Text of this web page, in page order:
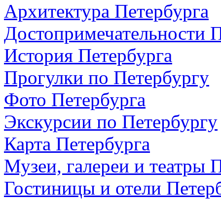
Архитектура Петербурга
Достопримечательности
История Петербурга
Прогулки по Петербургу
Фото Петербурга
Экскурсии по Петербургу
Карта Петербурга
Музеи, галереи и театры
Гостиницы и отели